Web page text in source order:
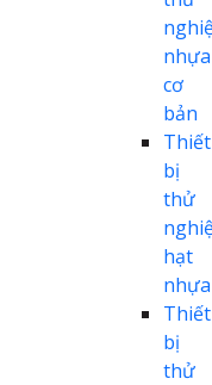
nhựa
cơ
bản
Thiết
bị
thử
hạt
nhựa
Thiết
bị
thử